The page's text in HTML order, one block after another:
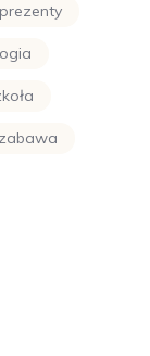
prezenty
zabawa